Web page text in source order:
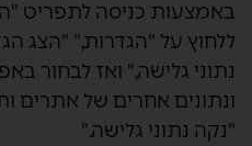
באמצעות כניסה לתפריט
ללחוץ על "הגדרות," "הצג
נתוני גלישה," ואז לבחור
ונתונים אחרים של אתרים
"נקה נתוני גלישה."